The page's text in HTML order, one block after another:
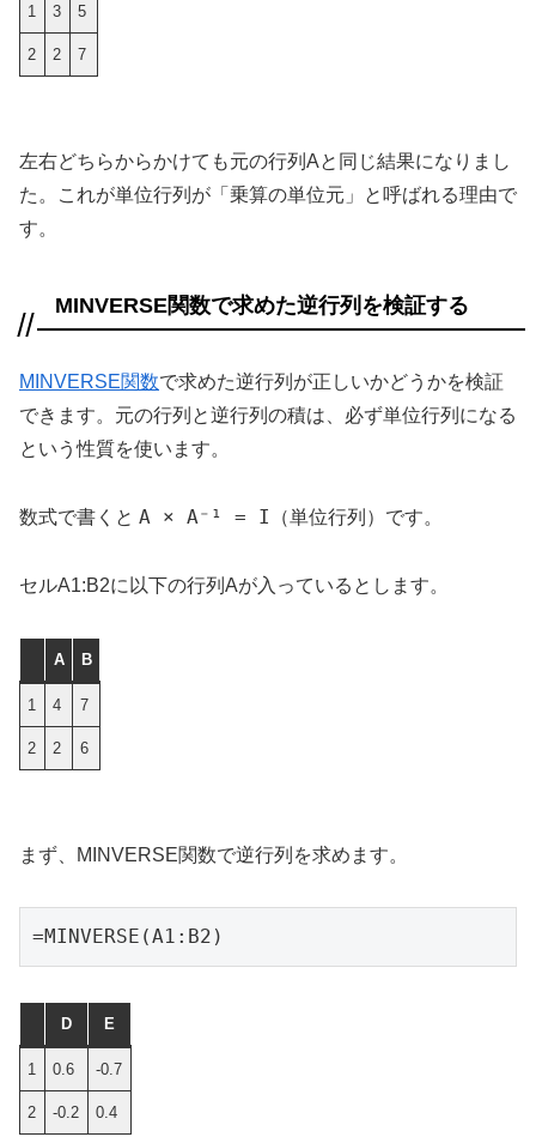
1 3 5
2 2 7
左右どちらからかけても元の行列Aと同じ結果になりまし
た。これが単位行列が「乗算の単位元」と呼ばれる理由で
す。
MINVERSE関数で求めた逆行列を検証する
MINVERSE関数で求めた逆行列が正しいかどうかを検証
できます。元の行列と逆行列の積は、必ず単位行列になる
という性質を使います。
数式で書くと A × A⁻¹ = I （単位行列）です。
セルA1:B2に以下の行列Aが入っているとします。
A B
1 4 7
2 2 6
まず、MINVERSE関数で逆行列を求めます。
=MINVERSE(A1:B2)
D E
1 0.6 -0.7
2 -0.2 0.4